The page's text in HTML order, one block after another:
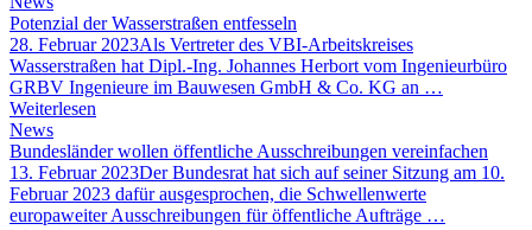
Potenzial der Wasserstraßen entfesseln
28. Februar 2023Als Vertreter des VBI-Arbeitskreises
Wasserstraßen hat Dipl.-Ing. Johannes Herbort vom Ingenieurbüro
GRBV Ingenieure im Bauwesen GmbH & Co. KG an …
Weiterlesen
News
Bundesländer wollen öffentliche Ausschreibungen vereinfachen
13. Februar 2023Der Bundesrat hat sich auf seiner Sitzung am 10.
Februar 2023 dafür ausgesprochen, die Schwellenwerte
europaweiter Ausschreibungen für öffentliche Aufträge …